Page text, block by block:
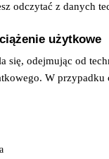
odczytać z danych
użytkowe
się, odejmując od
W